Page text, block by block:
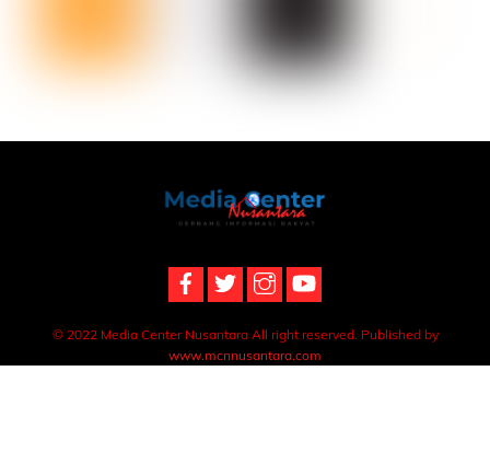
Back
To
© 2022 Media Center Nusantara All right reserved. Published by
www.mcnnusantara.com